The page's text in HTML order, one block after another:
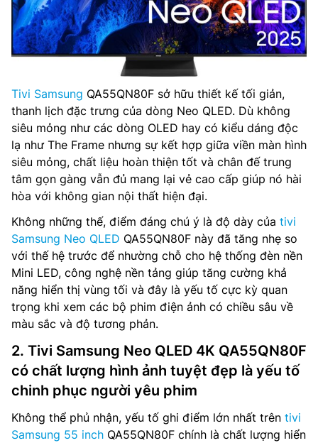
Tivi Samsung QA55QN80F sở hữu thiết kế tối giản,
thanh lịch đặc trưng của dòng Neo QLED. Dù không
siêu mỏng như các dòng OLED hay có kiểu dáng độc
lạ như The Frame nhưng sự kết hợp giữa viền màn hình
siêu mỏng, chất liệu hoàn thiện tốt và chân đế trung
tâm gọn gàng vẫn đủ mang lại vẻ cao cấp giúp nó hài
hòa với không gian nội thất hiện đại.
Không những thế, điểm đáng chú ý là độ dày của tivi
Samsung Neo QLED QA55QN80F này đã tăng nhẹ so
với thế hệ trước để nhường chỗ cho hệ thống đèn nền
Mini LED, công nghệ nền tảng giúp tăng cường khả
năng hiển thị vùng tối và đây là yếu tố cực kỳ quan
trọng khi xem các bộ phim điện ảnh có chiều sâu về
màu sắc và độ tương phản.
2. Tivi Samsung Neo QLED 4K QA55QN80F
có chất lượng hình ảnh tuyệt đẹp là yếu tố
chinh phục người yêu phim
Không thể phủ nhận, yếu tố ghi điểm lớn nhất trên tivi
Samsung 55 inch QA55QN80F chính là chất lượng hiển